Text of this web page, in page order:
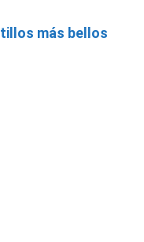
más bellos